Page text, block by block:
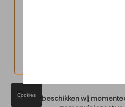
Helaas beschikken wij
Cookies